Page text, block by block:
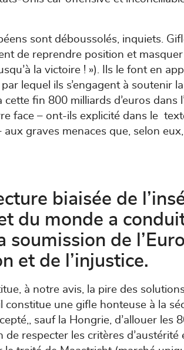
sont déboussolés, inquiets.
de reprendre position et
la victoire ! »). Ils le font en
par lequel ils s’engagent à soutenir
cette fin 800 milliards d’euros dans
face – ont-ils explicité dans le
aux graves menaces que, selon
biaisée de
du monde a
soumission de
et de l’injustice.
à notre avis, la pire des
une gifle honteuse à la
sauf la Hongrie, d’allouer les
de respecter les critères